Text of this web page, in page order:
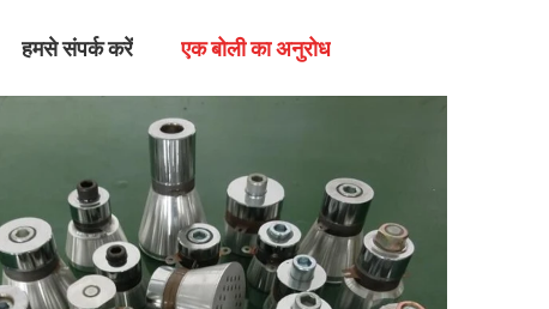
हमसे संपर्क करें एक बोली का अनुरोध